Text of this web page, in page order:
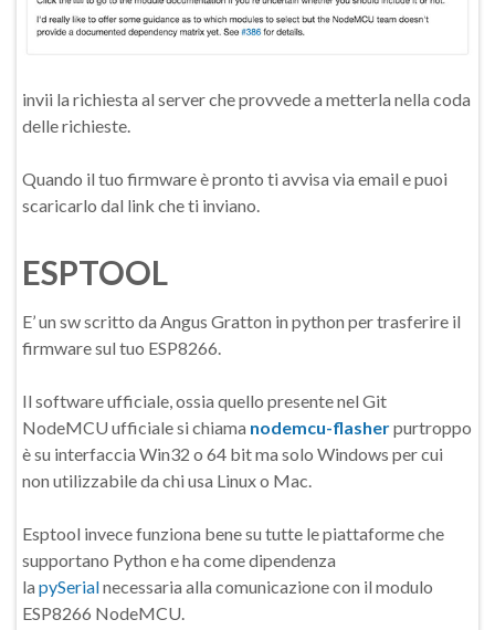
invii la richiesta al server che provvede a metterla nella coda
delle richieste.
Quando il tuo firmware è pronto ti avvisa via email e puoi
scaricarlo dal link che ti inviano.
ESPTOOL
E’ un sw scritto da Angus Gratton in python per trasferire il
firmware sul tuo ESP8266.
Il software ufficiale, ossia quello presente nel Git
NodeMCU ufficiale si chiama nodemcu-flasherpurtroppo
è su interfaccia Win32 o 64 bit ma solo Windows per cui
non utilizzabile da chi usa Linux o Mac.
Esptool invece funziona bene su tutte le piattaforme che
supportano Python e ha come dipendenza
la pySerialnecessaria alla comunicazione con il modulo
ESP8266 NodeMCU.